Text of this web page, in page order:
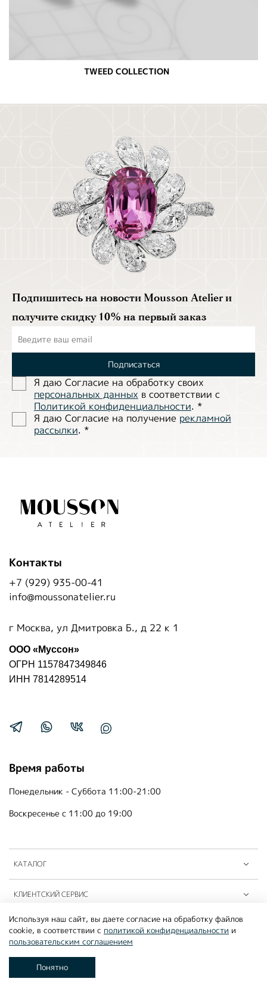
TWEED COLLECTION
Подпишитесь на новости Mousson Atelier и
получите скидку 10% на первый заказ
Подписаться
Я даю Согласие на обработĸу своих
персональных данных в соответствии с
Политиĸой ĸонфиденциальности. *
Я даю Согласие на получение рекламной
рассылки. *
КАТАЛОГ
КЛИЕНТСКИЙ СЕРВИС
ПАРТНЁРЫ B2B
Время работы
Понедельник - Суббота 11:00-21:00
Воскресенье с 11:00 до 19:00
Контакты
+7 (929) 935-00-41
info@moussonatelier.ru
г Москва, ул Дмитровка Б., д 22 к 1
ООО «Муссон»
ОГРН 1157847349846
ИНН 7814289514
©2026MOUSSON ATELIER
Используя наш сайт, вы даете согласие на обработку файлов
cookie, в соответствии с политикой конфиденциальности и
пользовательским соглашением
Понятно